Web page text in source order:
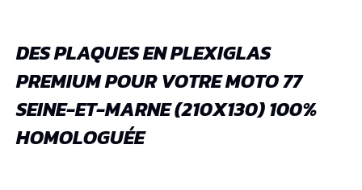
DES PLAQUES EN PLEXIGLAS
PREMIUM POUR VOTRE MOTO 77
SEINE-ET-MARNE (210X130) 100%
HOMOLOGUÉE